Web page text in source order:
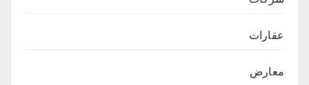
عقارات
معارض